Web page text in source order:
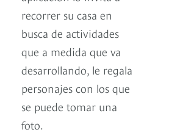
recorrer su casa en
busca de actividades
que a medida que va
desarrollando, le regala
personajes con los que
se puede tomar una
foto.